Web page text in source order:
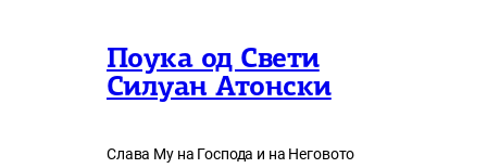
Поука од Свети
Силуан Атонски
Слава Му на Господа и на Неговото